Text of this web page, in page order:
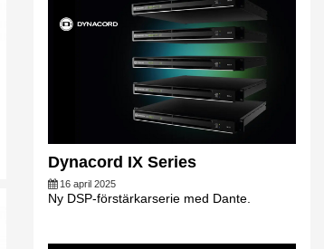
Dynacord IX Series
16 april 2025
Ny DSP-förstärkarserie med Dante.